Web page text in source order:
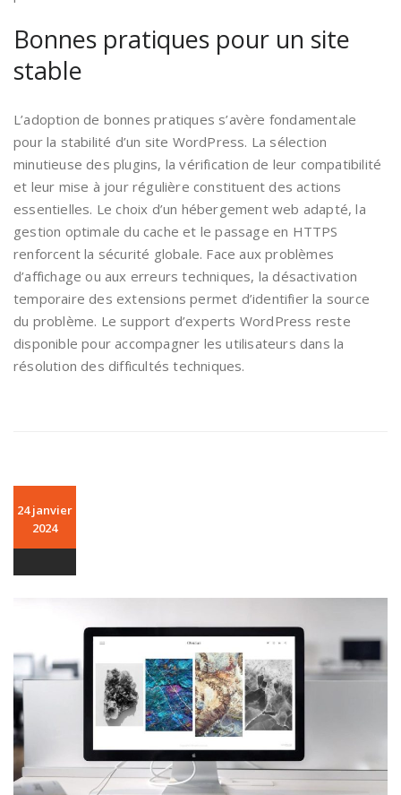
Bonnes pratiques pour un site
stable
L’adoption de bonnes pratiques s’avère fondamentale
pour la stabilité d’un site WordPress. La sélection
minutieuse des plugins, la vérification de leur compatibilité
et leur mise à jour régulière constituent des actions
essentielles. Le choix d’un hébergement web adapté, la
gestion optimale du cache et le passage en HTTPS
renforcent la sécurité globale. Face aux problèmes
d’affichage ou aux erreurs techniques, la désactivation
temporaire des extensions permet d’identifier la source
du problème. Le support d’experts WordPress reste
disponible pour accompagner les utilisateurs dans la
résolution des difficultés techniques.
24 janvier
2024